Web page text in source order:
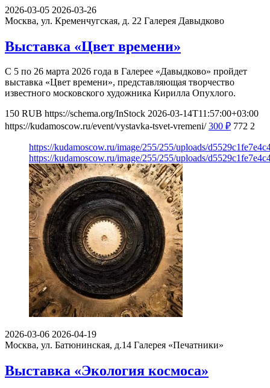
2026-03-05 2026-03-26
Москва, ул. Кременчугская, д. 22 Галерея Давыдково
Выставка «Цвет времени»
С 5 по 26 марта 2026 года в Галерее «Давыдково» пройдет
выставка «Цвет времени», представляющая творчество
известного московского художника Кирилла Опухлого.
150 RUB https://schema.org/InStock 2026-03-14T11:57:00+03:00
https://kudamoscow.ru/event/vystavka-tsvet-vremeni/ 300 ₽ 772 2
https://kudamoscow.ru/image/255/255/uploads/
https://kudamoscow.ru/image/255/255/uploads/
2026-03-06 2026-04-19
Москва, ул. Батюнинская, д.14 Галерея «Печатники»
Выставка «Экология космоса»